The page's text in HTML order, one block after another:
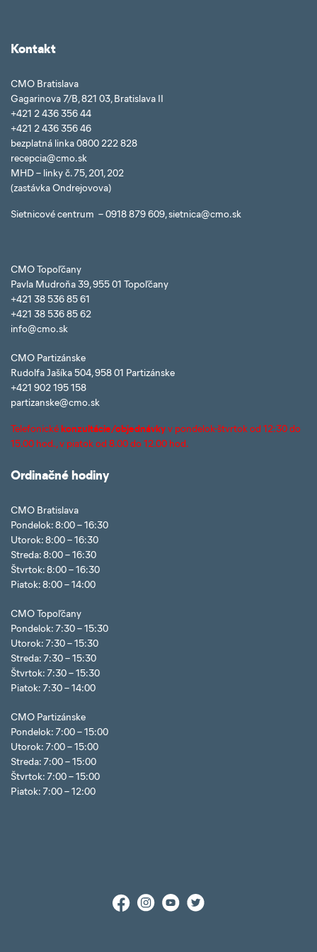
Kontakt
CMO Bratislava
Gagarinova 7/B, 821 03, Bratislava II
+421 2 436 356 44
+421 2 436 356 46
bezplatná linka 0800 222 828
recepcia@cmo.sk
MHD – linky č. 75, 201, 202
(zastávka Ondrejovova)
Sietnicové centrum – 0918 879 609, sietnica@cmo.sk
CMO Topoľčany
Pavla Mudroňa 39, 955 01 Topoľčany
+421 38 536 85 61
+421 38 536 85 62
info@cmo.sk
CMO Partizánske
Rudolfa Jašíka 504, 958 01 Partizánske
+421 902 195 158
partizanske@cmo.sk
Telefonickékonzultácie/objednávkyv pondelok-štvrtok od 12:30 do
15.00 hod., v piatok od 8.00 do 12.00 hod.
Ordinačné hodiny
CMO Bratislava
Pondelok: 8:00 – 16:30
Utorok: 8:00 – 16:30
Streda: 8:00 – 16:30
Štvrtok: 8:00 – 16:30
Piatok: 8:00 – 14:00
CMO Topoľčany
Pondelok: 7:30 – 15:30
Utorok: 7:30 – 15:30
Streda: 7:30 – 15:30
Štvrtok: 7:30 – 15:30
Piatok: 7:30 – 14:00
CMO Partizánske
Pondelok: 7:00 – 15:00
Utorok: 7:00 – 15:00
Streda: 7:00 – 15:00
Štvrtok: 7:00 – 15:00
Piatok: 7:00 – 12:00